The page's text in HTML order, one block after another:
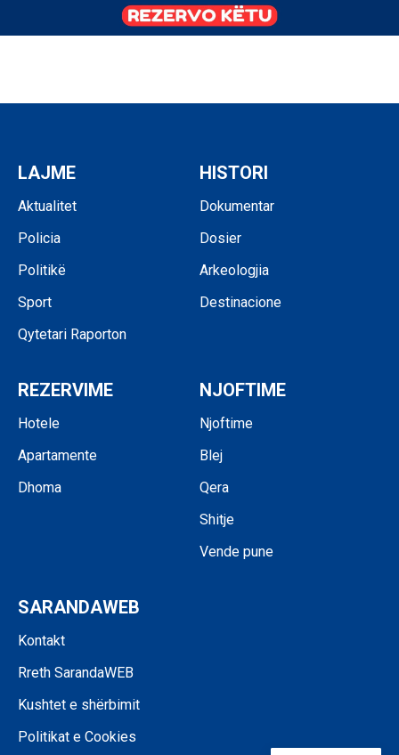
LAJME
Aktualitet
Policia
Politikë
Sport
Qytetari Raporton
HISTORI
Dokumentar
Dosier
Arkeologjia
Destinacione
REZERVIME
Hotele
Apartamente
Dhoma
NJOFTIME
Njoftime
Blej
Qera
Shitje
Vende pune
SARANDAWEB
Kontakt
Rreth SarandaWEB
Kushtet e shërbimit
Politikat e Cookies